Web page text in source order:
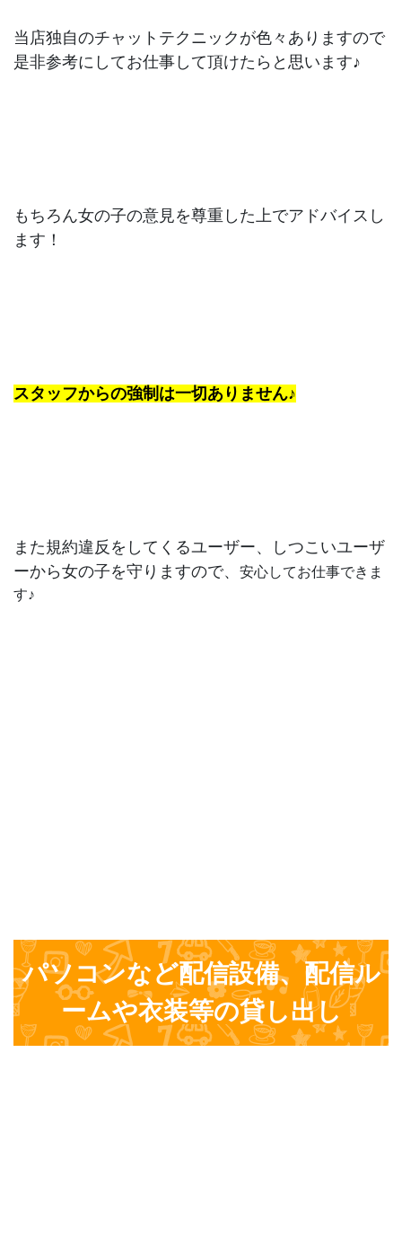
当店独自のチャットテクニックが色々ありますので
是非参考にしてお仕事して頂けたらと思います♪
もちろん女の子の意見を尊重した上でアドバイスし
ます！
スタッフからの強制は一切ありません♪
また規約違反をしてくるユーザー、しつこいユーザ
ーから女の子を守りますので、 安心してお仕事できま
す♪
パソコンなど配信設備、配信ル
ームや衣装等の貸し出し